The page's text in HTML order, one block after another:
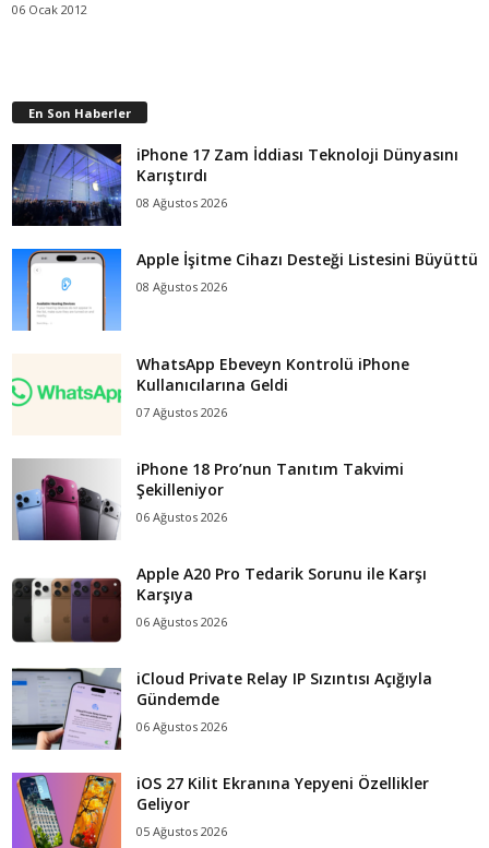
06 Ocak 2012
En Son Haberler
iPhone 17 Zam İddiası Teknoloji Dünyasını
Karıştırdı
08 Ağustos 2026
Apple İşitme Cihazı Desteği Listesini Büyüttü
08 Ağustos 2026
WhatsApp Ebeveyn Kontrolü iPhone
Kullanıcılarına Geldi
07 Ağustos 2026
iPhone 18 Pro’nun Tanıtım Takvimi
Şekilleniyor
06 Ağustos 2026
Apple A20 Pro Tedarik Sorunu ile Karşı
Karşıya
06 Ağustos 2026
iCloud Private Relay IP Sızıntısı Açığıyla
Gündemde
06 Ağustos 2026
iOS 27 Kilit Ekranına Yepyeni Özellikler
Geliyor
05 Ağustos 2026